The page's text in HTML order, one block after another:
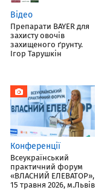
Відео
Препарати BAYER для
захисту овочів
захищеного ґрунту.
Ігор Тарушкін
Конференції
Всеукраїнський
практичний форум
«ВЛАСНИЙ ЕЛЕВАТОР»,
15 травня 2026, м.Львів